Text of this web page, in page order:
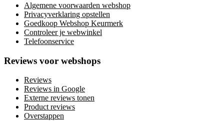
Algemene voorwaarden webshop
Privacyverklaring opstellen
Goedkoop Webshop Keurmerk
Controleer je webwinkel
Telefoonservice
Reviews voor webshops
Reviews
Reviews in Google
Externe reviews tonen
Product reviews
Overstappen